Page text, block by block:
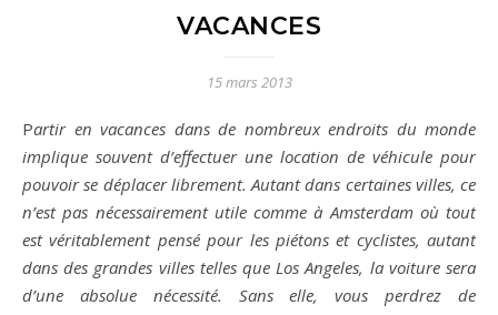
VACANCES
15 mars 2013
Partir en vacances dans de nombreux endroits du monde
implique souvent d’effectuer une location de véhicule pour
pouvoir se déplacer librement. Autant dans certaines villes, ce
n’est pas nécessairement utile comme à Amsterdam où tout
est véritablement pensé pour les piétons et cyclistes, autant
dans des grandes villes telles que Los Angeles, la voiture sera
d’une absolue nécessité. Sans elle, vous perdrez de